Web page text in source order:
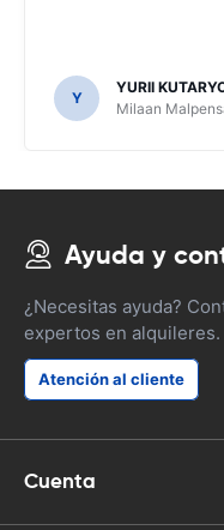
Y
YURII
Milaan
Ayuda y
¿Necesitas ayuda?
expertos en alquileres.
Atención al cliente
Cuenta